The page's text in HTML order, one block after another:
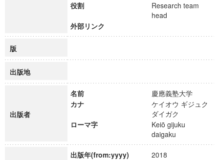
役割
Research team
head
外部リンク
版
出版地
出版者
名前
慶應義塾大学
カナ
ケイオウ ギジュク
ダイガク
ローマ字
Keiō gijuku
daigaku
出版年(from:yyyy)
2018